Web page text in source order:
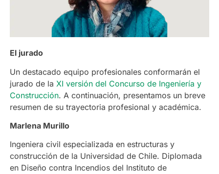
El jurado
Un destacado equipo profesionales conformarán el
jurado de la XI versión del Concurso de Ingeniería y
Construcción. A continuación, presentamos un breve
resumen de su trayectoria profesional y académica.
Marlena Murillo
Ingeniera civil especializada en estructuras y
construcción de la Universidad de Chile. Diplomada
en Diseño contra Incendios del Instituto de